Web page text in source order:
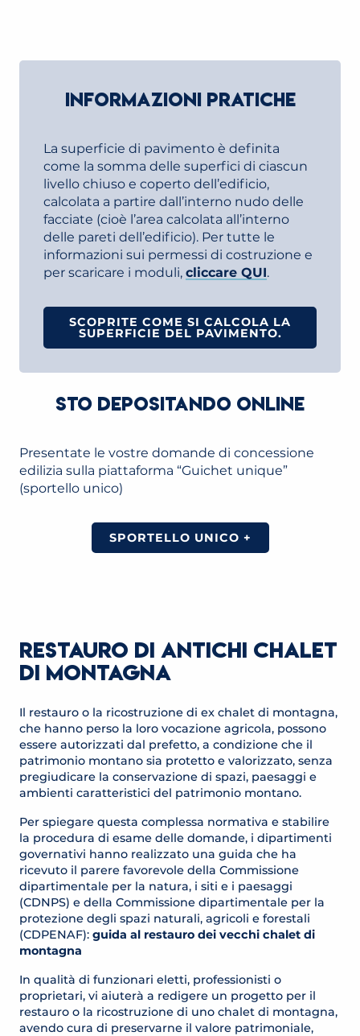
STO DEPOSITANDO ONLINE
Presentate le vostre domande di concessione
edilizia sulla piattaforma “Guichet unique”
(sportello unico)
SPORTELLO UNICO +
INFORMAZIONI PRATICHE
La superficie di pavimento è definita
come la somma delle superfici di ciascun
livello chiuso e coperto dell’edificio,
calcolata a partire dall’interno nudo delle
facciate (cioè l’area calcolata all’interno
delle pareti dell’edificio). Per tutte le
informazioni sui permessi di costruzione e
per scaricare i moduli, cliccare QUI.
SCOPRITE COME SI CALCOLA LA
SUPERFICIE DEL PAVIMENTO.
RESTAURO DI ANTICHI CHALET
DI MONTAGNA
Il restauro o la ricostruzione di ex chalet di montagna,
che hanno perso la loro vocazione agricola, possono
essere autorizzati dal prefetto, a condizione che il
patrimonio montano sia protetto e valorizzato, senza
pregiudicare la conservazione di spazi, paesaggi e
ambienti caratteristici del patrimonio montano.
Per spiegare questa complessa normativa e stabilire
la procedura di esame delle domande, i dipartimenti
governativi hanno realizzato una guida che ha
ricevuto il parere favorevole della Commissione
dipartimentale per la natura, i siti e i paesaggi
(CDNPS) e della Commissione dipartimentale per la
protezione degli spazi naturali, agricoli e forestali
(CDPENAF): guida al restauro dei vecchi chalet di
montagna
In qualità di funzionari eletti, professionisti o
proprietari, vi aiuterà a redigere un progetto per il
restauro o la ricostruzione di uno chalet di montagna,
avendo cura di preservarne il valore patrimoniale,